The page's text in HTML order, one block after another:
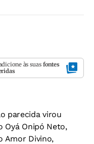
às suas fontes
parecida virou
Oyá Onipó Neto,
Amor Divino,